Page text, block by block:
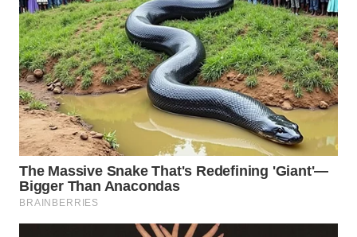
LIKUPANG
WN
LABUANBAJO
WN
BORNEO
Wahana
Media
Group